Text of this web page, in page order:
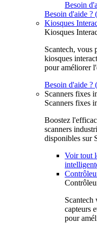
Besoin
Besoin d'aide ?
Kiosques
Kiosques
Scantech, vous
kiosques
pour améliorer
Besoin d'aide ?
Scanners fixes
Scanners fixes
Boostez
scanners
disponibles sur
Voir tout
Scantech
capteurs
pour